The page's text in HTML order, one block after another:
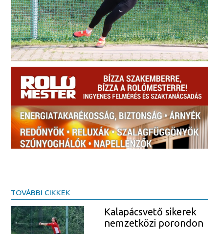
TOVÁBBI CIKKEK
Kalapácsvető sikerek
nemzetközi porondon